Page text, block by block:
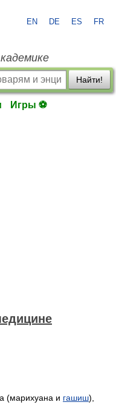
EN DE ES FR
Найти!
Игры ⚽
(марихуана и гашиш),